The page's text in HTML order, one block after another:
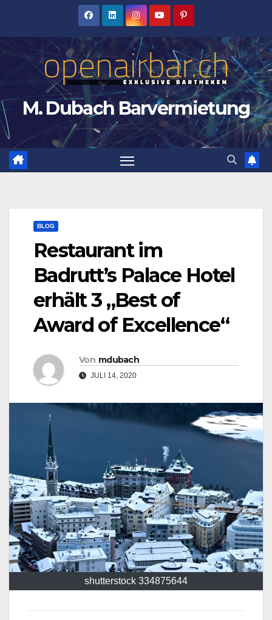
M. Dubach Barvermietung
BLOG
Restaurant im
Badrutt’s Palace Hotel
erhält 3 „Best of
Award of Excellence“
Von mdubach
JULI 14, 2020
shutterstock 334875644